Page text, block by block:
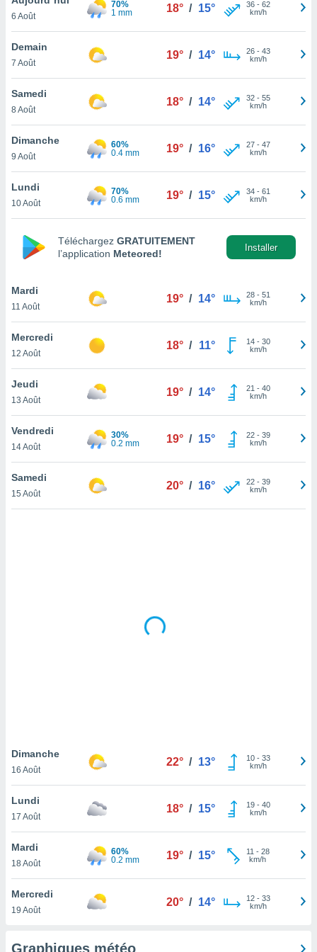
et
»,
au
vous
qu'ils
ou
le
ainsi
un
la
du
votre
à
en
le
notre
que
et que
6 Août
70%
1 mm
18° / 15° 36- 62
km/h
Demain
7 Août
19° / 14° 26- 43
km/h
Samedi
8 Août
18° / 14° 32- 55
km/h
Dimanche
9 Août
60%
0.4 mm
19° / 16° 27- 47
km/h
Lundi
10 Août
70%
0.6 mm
19° / 15° 34- 61
km/h
Téléchargez GRATUITEMENT
l’application Meteored!
Installer
Mardi
11 Août
19° / 14° 28- 51
km/h
Mercredi
12 Août
18° / 11° 14- 30
km/h
Jeudi
13 Août
19° / 14° 21 - 40
km/h
Vendredi
14 Août
30%
0.2 mm
19° / 15° 22- 39
km/h
Samedi
15 Août
20° / 16° 22- 39
km/h
Dimanche
16 Août
22° / 13° 10- 33
km/h
Lundi
17 Août
18° / 15° 19- 40
km/h
Mardi
18 Août
60%
0.2 mm
19° / 15° 11 - 28
km/h
Mercredi
19 Août
20° / 14° 12- 33
km/h
Graphiques météo